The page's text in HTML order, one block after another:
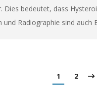
Dies bedeutet, dass
und Radiographie sind auch
1 2